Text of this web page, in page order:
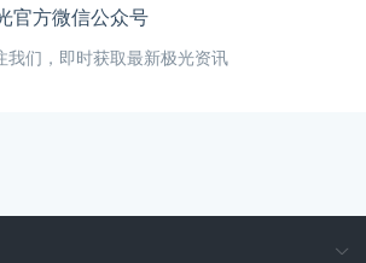
官方微信公众号
我们，即时获取最新极光资讯